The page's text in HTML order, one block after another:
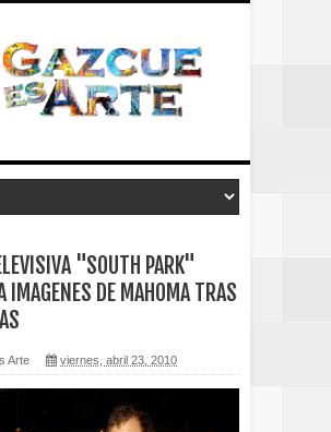
"SOUTH PARK"
IMAGENES DE MAHOMA TRAS
Arte viernes, abril 23, 2010